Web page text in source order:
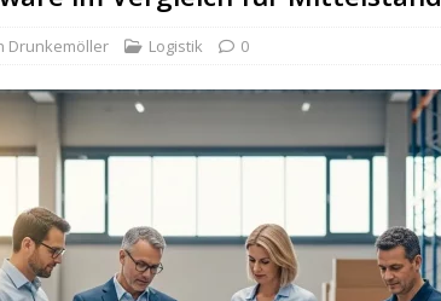
Drunkemöller Logistik 0